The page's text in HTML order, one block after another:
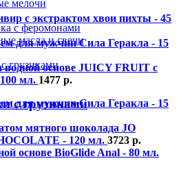
мелочи
с феромонами
масла и свечи
с грузиками
с экстрактом хвои пихты - 45
для мужчин Сила Геракла - 15
основе JUICY FRUIT с
мл. 1477 р.
для мужчин Сила Геракла - 15
мятного шоколада JO
- 120 мл. 3723 р.
основе BioGlide Anal - 80 мл.